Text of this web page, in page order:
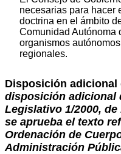
necesarias para hacer
doctrina en el ámbito
Comunidad Autónoma
organismos
regionales.
Disposición adicional
disposición adicional
Legislativo 1/2000,
se aprueba el texto
Ordenación de
Administración